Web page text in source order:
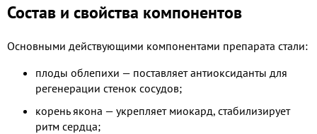
Состав и свойства компонентов
Основными действующими компонентами препарата стали:
плоды облепихи — поставляет антиоксиданты для
регенерации стенок сосудов;
корень якона — укрепляет миокард, стабилизирует
ритм сердца;